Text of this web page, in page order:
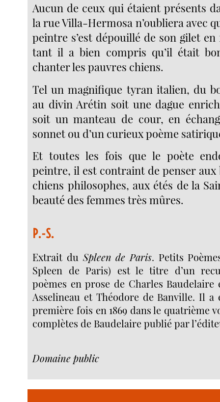
Aucun de ceux qui étaient présents
la rue Villa-Hermosa n’oubliera avec
peintre s’est dépouillé de son gilet
tant il a bien compris qu’il était
chanter les pauvres chiens.
Tel un magnifique tyran italien, du
au divin Arétin soit une dague
soit un manteau de cour, en
sonnet ou d’un curieux poème
Et toutes les fois que le poète
peintre, il est contraint de penser aux
chiens philosophes, aux étés de la
beauté des femmes très mûres.
P.-S.
Extrait du Spleen de Paris. Petits
Spleen de Paris) est le titre d’un
poèmes en prose de Charles
Asselineau et Théodore de Banville. Il
première fois en 1869 dans le quatrième
complètes de Baudelaire publié par
Domaine public